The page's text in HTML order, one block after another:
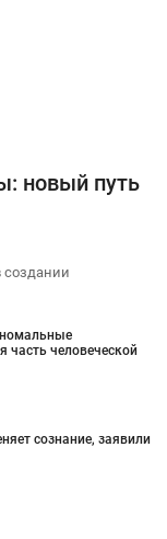
новый путь
создании
часть человеческой
сознание, заявили